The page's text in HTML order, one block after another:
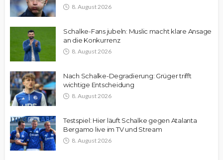
8. August 2026
Schalke-Fans jubeln: Muslic macht klare Ansage
an die Konkurrenz
8. August 2026
Nach Schalke-Degradierung: Grüger trifft
wichtige Entscheidung
8. August 2026
Testspiel: Hier läuft Schalke gegen Atalanta
Bergamo live im TV und Stream
8. August 2026